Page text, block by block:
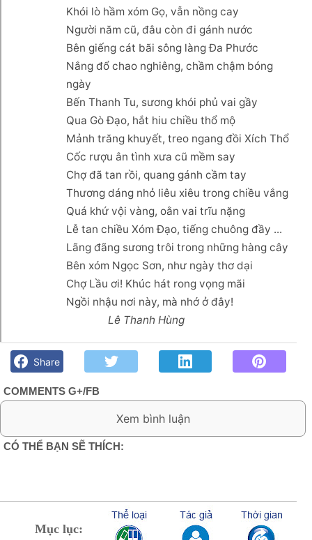
Khói lò hầm xóm Gọ, vẫn nồng cay
Người năm cũ, đâu còn đi gánh nước
Bên giếng cát bãi sông làng Đa Phước
Nắng đổ chao nghiêng, chầm chậm bóng
ngày
Bến Thanh Tu, sương khói phủ vai gầy
Qua Gò Đạo, hắt hiu chiều thổ mộ
Mảnh trăng khuyết, treo ngang đồi Xích Thổ
Cốc rượu ân tình xưa cũ mềm say
Chợ đã tan rồi, quang gánh cầm tay
Thương dáng nhỏ liêu xiêu trong chiều vắng
Quá khứ vội vàng, oằn vai trĩu nặng
Lễ tan chiều Xóm Đạo, tiếng chuông đầy ...
Lãng đãng sương trôi trong những hàng cây
Bên xóm Ngọc Sơn, như ngày thơ dại
Chợ Lầu ơi! Khúc hát rong vọng mãi
Ngồi nhậu nơi này, mà nhớ ở đây!
Lê Thanh Hùng
bè. Chút gì để nhớ!
Share
COMMENTS G+/FB
0 Comment:
CÓ THỂ BẠN SẼ THÍCH:
Mục lục: